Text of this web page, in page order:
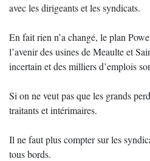
avec les dirigeants et les syndicats.
En fait rien n’a changé, le plan
l’avenir des usines de Meaulte et
incertain et des milliers d’emplois
Si on ne veut pas que les grands
traitants et intérimaires.
Il ne faut plus compter sur les
tous bords.